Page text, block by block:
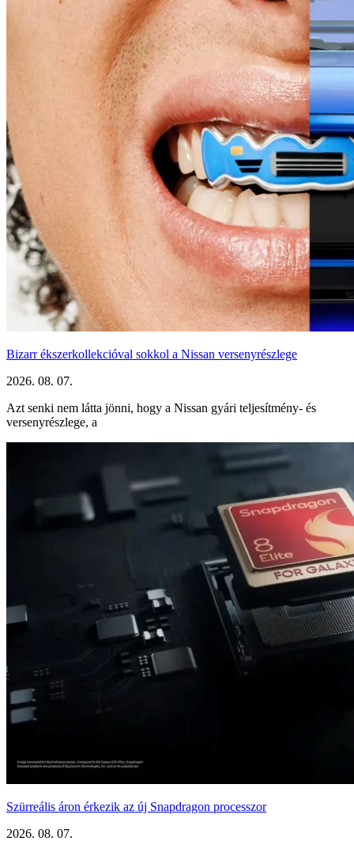
Bizarr ékszerkollekcióval sokkol a Nissan versenyrészlege
2026. 08. 07.
Azt senki nem látta jönni, hogy a Nissan gyári teljesítmény- és
versenyrészlege, a
Szürreális áron érkezik az új Snapdragon processzor
2026. 08. 07.